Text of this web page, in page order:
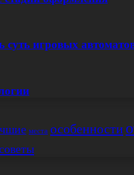
игровых
места особенности